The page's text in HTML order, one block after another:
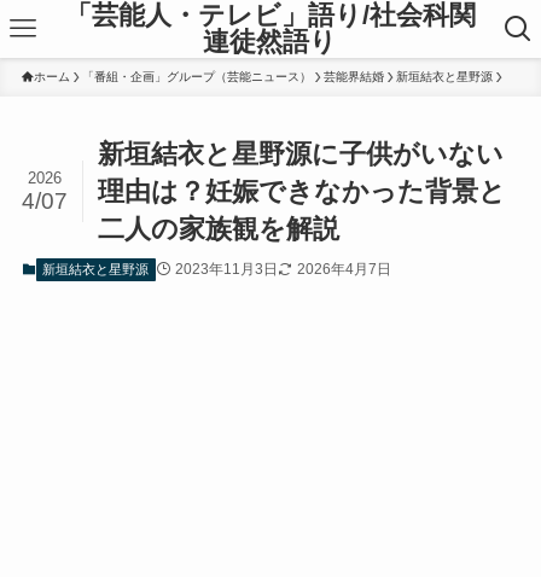
「芸能人・テレビ」語り/社会科関
連徒然語り
ホーム 「番組・企画」グループ（芸能ニュース） 芸能界結婚 新垣結衣と星野源
新垣結衣と星野源に子供がいない
理由は？妊娠できなかった背景と
二人の家族観を解説
2026
4/07
新垣結衣と星野源 2023年11月3日 2026年4月7日